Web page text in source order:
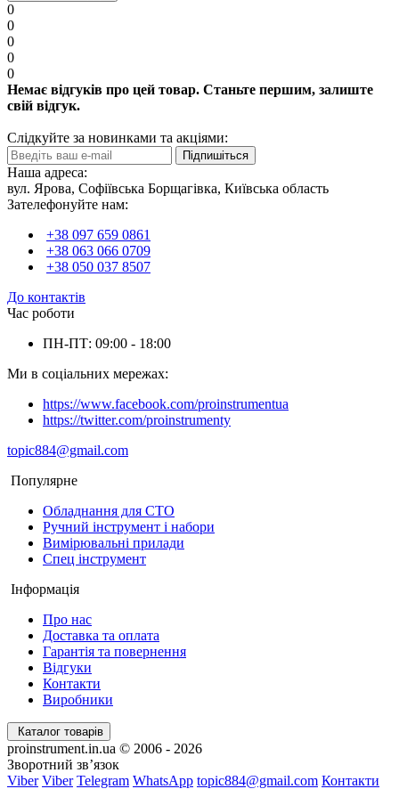
0
0
0
0
0
Немає відгуків про цей товар. Станьте першим, залиште
свій відгук.
Слідкуйте за новинками та акціями:
Підпишіться
Наша адреса:
вул. Ярова, Софіївська Борщагівка, Київська область
Зателефонуйте нам:
+38 097 659 0861
+38 063 066 0709
+38 050 037 8507
До контактів
Час роботи
ПН-ПТ: 09:00 - 18:00
Ми в соціальних мережах:
https://www.facebook.com/proinstrumentua
https://twitter.com/proinstrumenty
topic884@gmail.com
Популярне
Обладнання для СТО
Ручний інструмент і набори
Вимірювальні прилади
Спец інструмент
Інформація
Про нас
Доставка та оплата
Гарантія та повернення
Відгуки
Контакти
Виробники
Каталог товарів
proinstrument.in.ua © 2006 - 2026
Зворотний зв’язок
Viber Viber Telegram WhatsApp topic884@gmail.com Контакти